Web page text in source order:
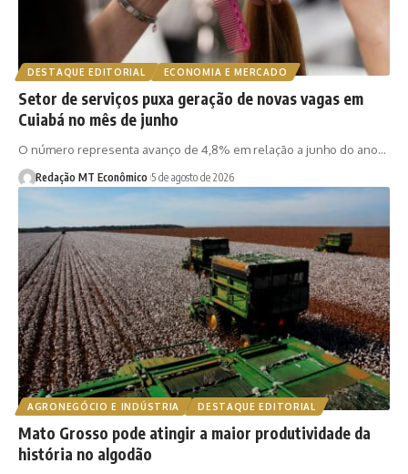
DESTAQUE EDITORIAL ECONOMIA E MERCADO
Setor de serviços puxa geração de novas vagas em
Cuiabá no mês de junho
O número representa avanço de 4,8% em relação a junho do ano…
Redação MT Econômico 5 de agosto de 2026
AGRONEGÓCIO E INDÚSTRIA DESTAQUE EDITORIAL
Mato Grosso pode atingir a maior produtividade da
história no algodão